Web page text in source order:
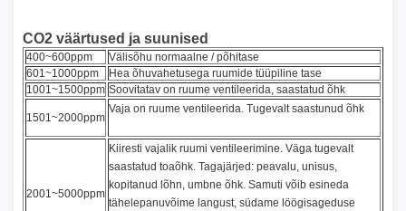
CO2 väärtused ja suunised
400~600ppm
Välisõhu normaalne / põhitase
601~1000ppm
Hea õhuvahetusega ruumide tüüpiline tase
1001~1500ppm Soovitatav on ruume ventileerida, saastatud õhk
1501~2000ppm
Vaja on ruume ventileerida. Tugevalt saastunud õhk
2001~5000ppm
Kiiresti vajalik ruumi ventileerimine. Väga tugevalt
saastatud toaõhk. Tagajärjed: peavalu, unisus,
kopitanud lõhn, umbne õhk. Samuti võib esineda
tähelepanuvõime langust, südame löögisageduse